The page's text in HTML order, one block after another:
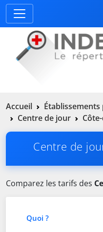
Accueil
Centre de jour
Centre de
Comparez les tarifs des
Quoi ?